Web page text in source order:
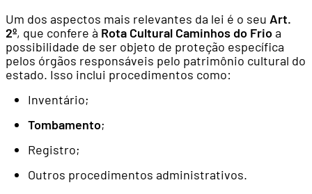
Um dos aspectos mais relevantes da lei é o seu Art.
2º, que confere à Rota Cultural Caminhos do Frioa
possibilidade de ser objeto de proteção específica
pelos órgãos responsáveis pelo patrimônio cultural do
estado. Isso inclui procedimentos como:
Inventário;
Tombamento;
Registro;
Outros procedimentos administrativos.